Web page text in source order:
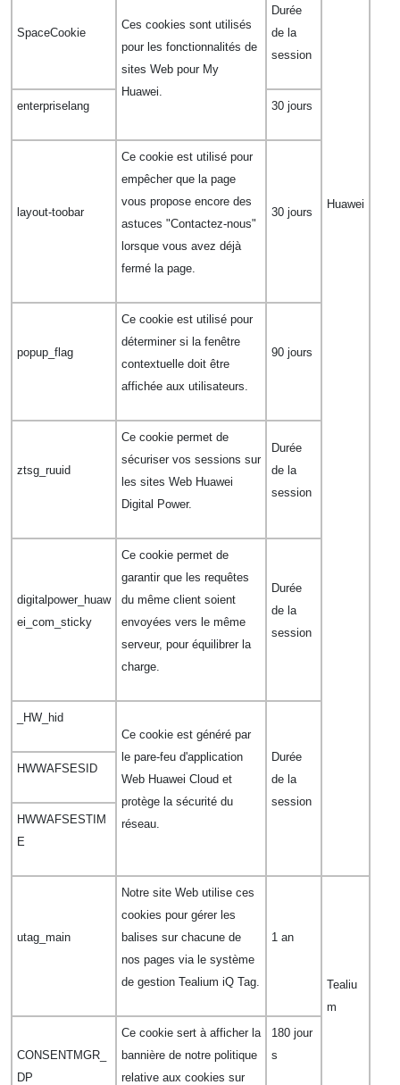
Huawei
SpaceCookie
Ces cookies sont utilisés
pour les fonctionnalités de
sites Web pour My
Huawei.
Durée
de la
session
enterpriselang 30 jours
layout-toobar
Ce cookie est utilisé pour
empêcher que la page
vous propose encore des
astuces "Contactez-nous"
lorsque vous avez déjà
fermé la page.
30 jours
popup_flag
Ce cookie est utilisé pour
déterminer si la fenêtre
contextuelle doit être
affichée aux utilisateurs.
90 jours
ztsg_ruuid
Ce cookie permet de
sécuriser vos sessions sur
les sites Web Huawei
Digital Power.
Durée
de la
session
digitalpower_huaw
ei_com_sticky
Ce cookie permet de
garantir que les requêtes
du même client soient
envoyées vers le même
serveur, pour équilibrer la
charge.
Durée
de la
session
_HW_hid
Ce cookie est généré par
le pare-feu d'application
Web Huawei Cloud et
protège la sécurité du
réseau.
Durée
de la
session
HWWAFSESID
HWWAFSESTIM
E
utag_main
Notre site Web utilise ces
cookies pour gérer les
balises sur chacune de
nos pages via le système
de gestion Tealium iQ Tag.
1 an
Tealiu
m
CONSENTMGR_
DP
Ce cookie sert à afficher la
bannière de notre politique
relative aux cookies sur
180 jour
s